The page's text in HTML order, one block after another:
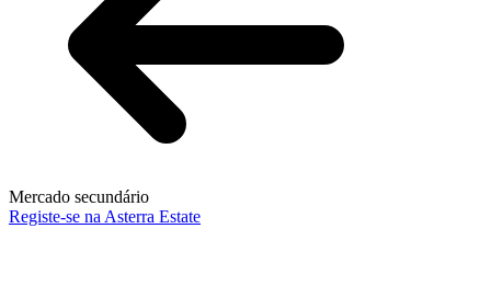
Mercado secundário
Registe-se na Asterra Estate